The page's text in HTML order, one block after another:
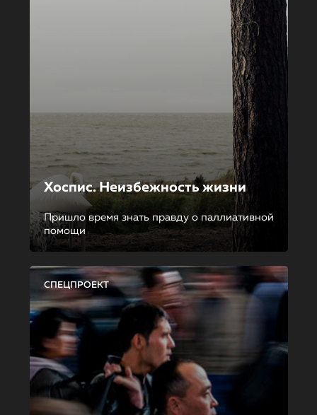
Хоспис. Неизбежность жизни
Пришло время знать правду о паллиативной
помощи
СПЕЦПРОЕКТ